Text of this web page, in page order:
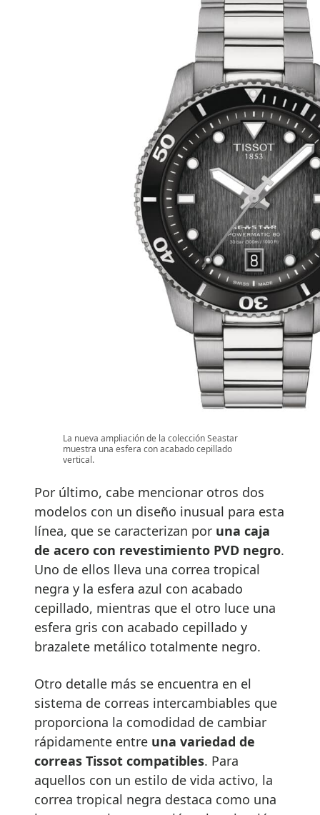
La nueva ampliación de la colección Seastar
muestra una esfera con acabado cepillado
vertical.
Por último, cabe mencionar otros dos
modelos con un diseño inusual para esta
línea, que se caracterizan por una caja
de acero con revestimiento PVD negro.
Uno de ellos lleva una correa tropical
negra y la esfera azul con acabado
cepillado, mientras que el otro luce una
esfera gris con acabado cepillado y
brazalete metálico totalmente negro.
Otro detalle más se encuentra en el
sistema de correas intercambiables que
proporciona la comodidad de cambiar
rápidamente entre una variedad de
correas Tissot compatibles. Para
aquellos con un estilo de vida activo, la
correa tropical negra destaca como una